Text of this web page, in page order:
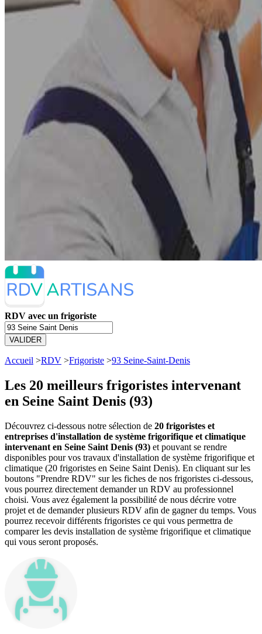
RDV avec un frigoriste
VALIDER
Accueil >RDV >Frigoriste >93 Seine-Saint-Denis
Les 20 meilleurs frigoristes intervenant
en Seine Saint Denis (93)
Découvrez ci-dessous notre sélection de 20 frigoristes et
entreprises d'installation de système frigorifique et climatique
intervenant en Seine Saint Denis (93) et pouvant se rendre
disponibles pour vos travaux d'installation de système frigorifique et
climatique (20 frigoristes en Seine Saint Denis). En cliquant sur les
boutons "Prendre RDV" sur les fiches de nos frigoristes ci-dessous,
vous pourrez directement demander un RDV au professionnel
choisi. Vous avez également la possibilité de nous décrire votre
projet et de demander plusieurs RDV afin de gagner du temps. Vous
pourrez recevoir différents frigoristes ce qui vous permettra de
comparer les devis installation de système frigorifique et climatique
qui vous seront proposés.